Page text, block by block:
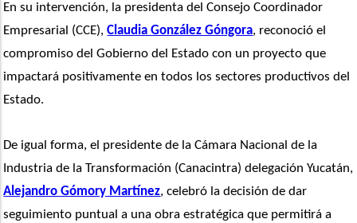
En su intervención, la presidenta del Consejo Coordinador
Empresarial (CCE), Claudia González Góngora, reconoció el
compromiso del Gobierno del Estado con un proyecto que
impactará positivamente en todos los sectores productivos del
Estado.
De igual forma, el presidente de la Cámara Nacional de la
Alejandro Gómory Martínez, celebró la decisión de dar
seguimiento puntual a una obra estratégica que permitirá a